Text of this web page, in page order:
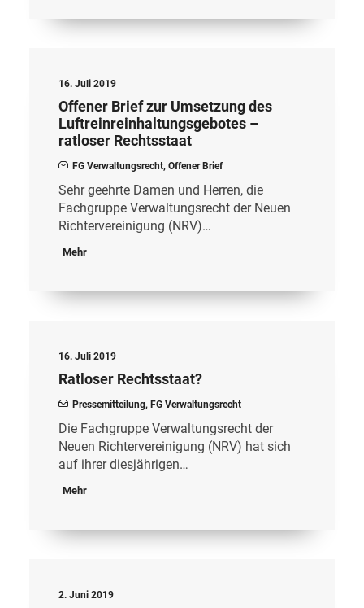
16. Juli 2019
Offener Brief zur Umsetzung des
Luftreinreinhaltungsgebotes –
ratloser Rechtsstaat
FG Verwaltungsrecht, Offener Brief
Sehr geehrte Damen und Herren, die
Fachgruppe Verwaltungsrecht der Neuen
Richtervereinigung (NRV)…
Mehr
16. Juli 2019
Ratloser Rechtsstaat?
Pressemitteilung, FG Verwaltungsrecht
Die Fachgruppe Verwaltungsrecht der
Neuen Richtervereinigung (NRV) hat sich
auf ihrer diesjährigen…
Mehr
2. Juni 2019